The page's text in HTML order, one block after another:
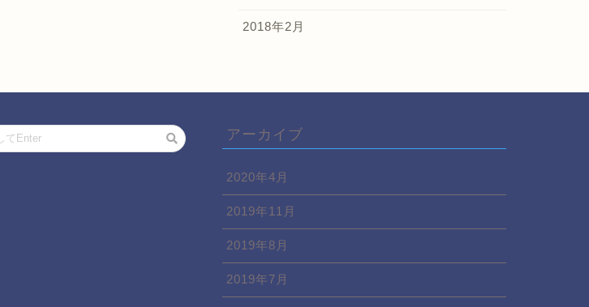
2018年2月
アーカイブ
2020年4月
2019年11月
2019年8月
2019年7月